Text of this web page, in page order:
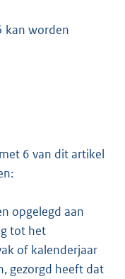
kan worden
6 van dit artikel
opgelegd aan
tot het
of kalenderjaar
gezorgd heeft dat